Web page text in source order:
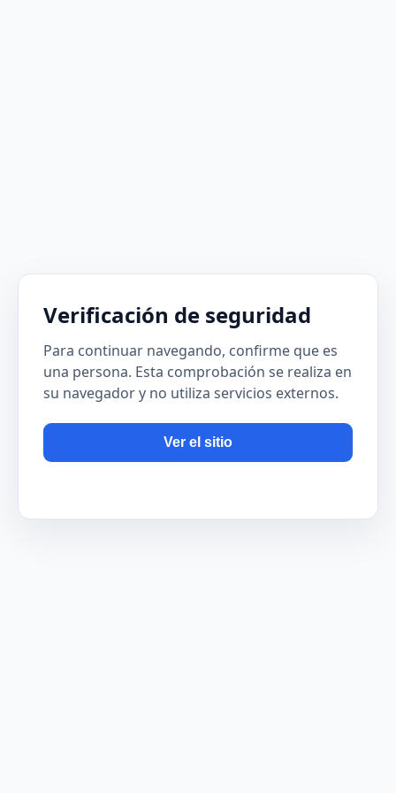
Verificación de seguridad
Para continuar navegando, confirme que es
una persona. Esta comprobación se realiza en
su navegador y no utiliza servicios externos.
Ver el sitio